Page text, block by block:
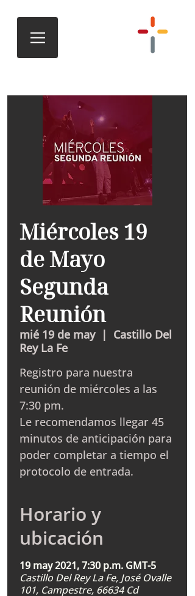
Miércoles 19
de Mayo
Segunda
Reunión
mié 19 de may
  |
Castillo Del
Rey La Fe
Registro para nuestra
reunión de miércoles a las
7:30 pm.
Le recomendamos llegar 45
minutos de anticipación para
poder completar a tiempo el
protocolo de entrada.
Horario y
ubicación
19 may 2021, 7:30 p.m. GMT-5
Castillo Del Rey La Fe, José Ovalle
101, Campestre, 66634 Cd